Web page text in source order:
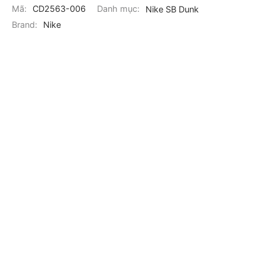
Mã: CD2563-006 Danh mục:
Nike SB Dunk
Brand:
Nike